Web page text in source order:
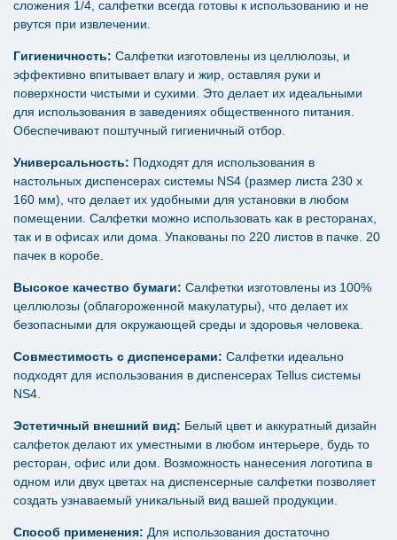
сложения 1/4, салфетки всегда готовы к использованию и не
рвутся при извлечении.
Гигиеничность: Салфетки изготовлены из целлюлозы, и
эффективно впитывает влагу и жир, оставляя руки и
поверхности чистыми и сухими. Это делает их идеальными
для использования в заведениях общественного питания.
Обеспечивают поштучный гигиеничный отбор.
Универсальность: Подходят для использования в
настольных диспенсерах системы NS4 (размер листа 230 х
160 мм), что делает их удобными для установки в любом
помещении. Салфетки можно использовать как в ресторанах,
так и в офисах или дома. Упакованы по 220 листов в пачке. 20
пачек в коробе.
Высокое качество бумаги: Салфетки изготовлены из 100%
целлюлозы (облагороженной макулатуры), что делает их
безопасными для окружающей среды и здоровья человека.
Совместимость с диспенсерами: Салфетки идеально
подходят для использования в диспенсерах Tellus системы
NS4.
Эстетичный внешний вид: Белый цвет и аккуратный дизайн
салфеток делают их уместными в любом интерьере, будь то
ресторан, офис или дом. Возможность нанесения логотипа в
одном или двух цветах на диспенсерные салфетки позволяет
создать узнаваемый уникальный вид вашей продукции.
Способ применения: Для использования достаточно